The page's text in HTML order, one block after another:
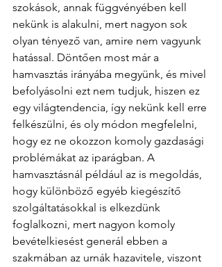
szokások, annak függvényében kell
nekünk is alakulni, mert nagyon sok
olyan tényező van, amire nem vagyunk
hatással. Döntően most már a
hamvasztás irányába megyünk, és mivel
befolyásolni ezt nem tudjuk, hiszen ez
egy világtendencia, így nekünk kell erre
felkészülni, és oly módon megfelelni,
hogy ez ne okozzon komoly gazdasági
problémákat az iparágban. A
hamvasztásnál például az is megoldás,
hogy különböző egyéb kiegészítő
szolgáltatásokkal is elkezdünk
foglalkozni, mert nagyon komoly
bevételkiesést generál ebben a
szakmában az urnák hazavitele, viszont